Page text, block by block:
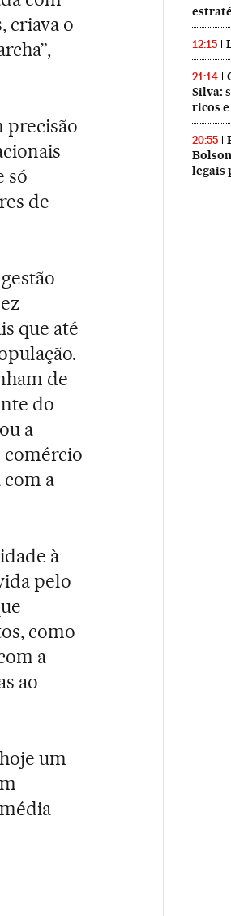
criava o
precisão
só
de
que até
de
do
a
comércio
a
à
pelo
como
a
ao
um
12:15
21:14
Silva:
ricos
20:55
legais